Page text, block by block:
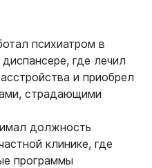
психиатром в
где лечил
и приобрел
страдающими
должность
клинике, где
программы